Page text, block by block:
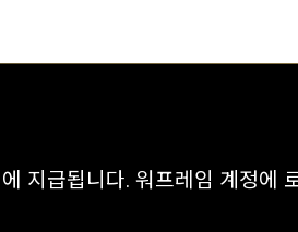
지급됩니다. 워프레임 계정에